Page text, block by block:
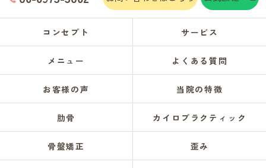
コンセプト サービス
メニュー よくある質問
お客様の声 当院の特徴
肋骨 カイロプラクティック
骨盤矯正 歪み